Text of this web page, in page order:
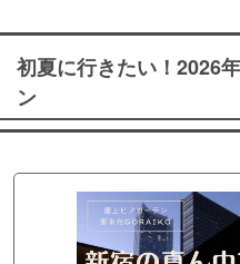
初夏に行きたい！2026
ン